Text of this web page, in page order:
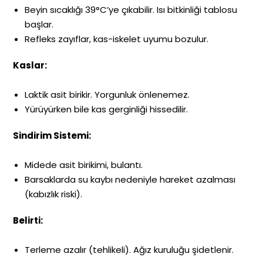
Beyin sıcaklığı 39°C’ye çıkabilir. Isı bitkinliği tablosu
başlar.
Refleks zayıflar, kas-iskelet uyumu bozulur.
Kaslar:
Laktik asit birikir. Yorgunluk önlenemez.
Yürüyürken bile kas gerginliği hissedilir.
Sindirim Sistemi:
Midede asit birikimi, bulantı.
Barsaklarda su kaybı nedeniyle hareket azalması
(kabızlık riski).
Belirti:
Terleme azalır (tehlikeli). Ağız kuruluğu şidetlenir.